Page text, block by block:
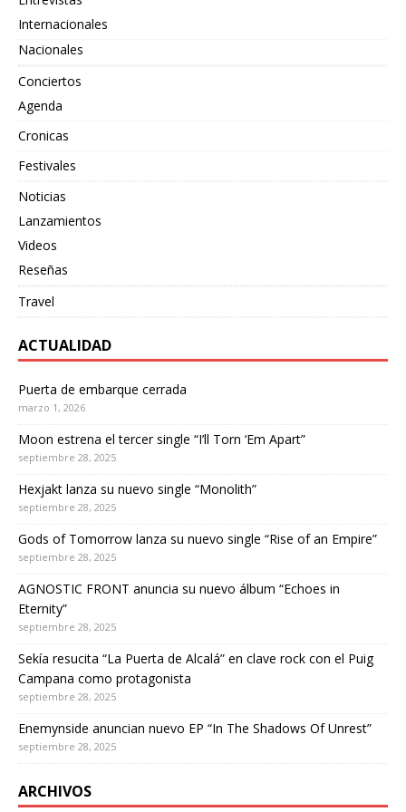
Internacionales
Nacionales
Conciertos
Agenda
Cronicas
Festivales
Noticias
Lanzamientos
Videos
Reseñas
Travel
ACTUALIDAD
Puerta de embarque cerrada
marzo 1, 2026
Moon estrena el tercer single “I’ll Torn ‘Em Apart”
septiembre 28, 2025
Hexjakt lanza su nuevo single “Monolith”
septiembre 28, 2025
Gods of Tomorrow lanza su nuevo single “Rise of an Empire”
septiembre 28, 2025
AGNOSTIC FRONT anuncia su nuevo álbum “Echoes in
Eternity”
septiembre 28, 2025
Sekía resucita “La Puerta de Alcalá” en clave rock con el Puig
Campana como protagonista
septiembre 28, 2025
Enemynside anuncian nuevo EP “In The Shadows Of Unrest”
septiembre 28, 2025
ARCHIVOS